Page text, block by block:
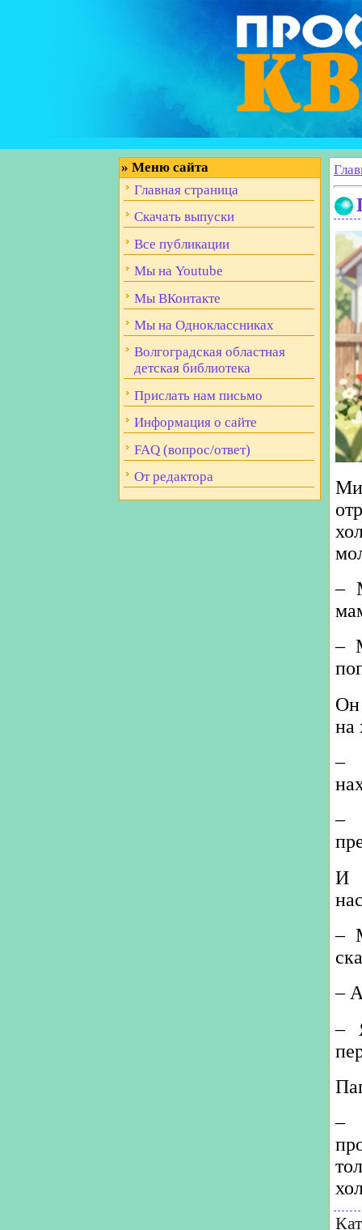
» Меню сайта
Главная страница
Скачать выпуски
Все публикации
Мы на Youtube
Мы ВКонтакте
Мы на Одноклассниках
Волгоградская областная
детская библиотека
Прислать нам письмо
Информация о сайте
FAQ (вопрос/ответ)
От редактора
–
–
Он
на
–
–
И
–
–
–
–